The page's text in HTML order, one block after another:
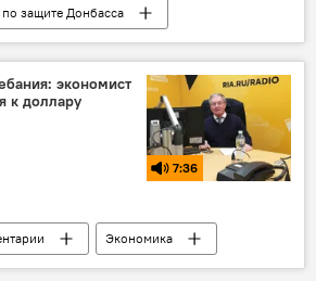
защите Донбасса
ЛНР
Херсонская область
экономист
к доллару
7:36
Экономика
рубль